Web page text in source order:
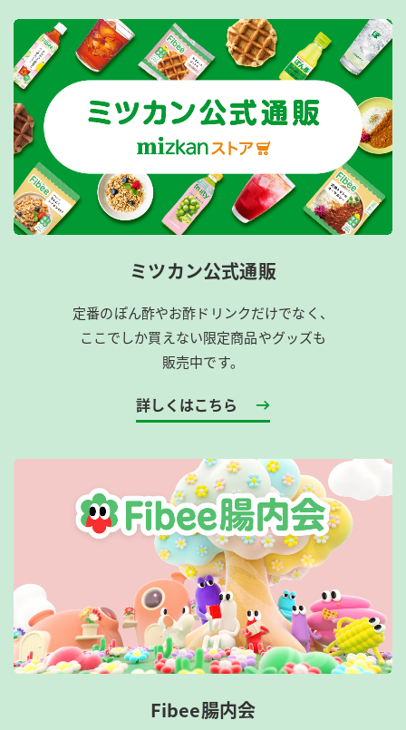
ミツカン公式通販
定番のぽん酢やお酢ドリンクだけでなく、
ここでしか買えない限定商品やグッズも
販売中です。
詳しくはこちら
Fibee腸内会